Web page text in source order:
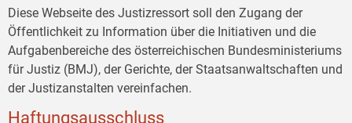
Diese Webseite des Justizressort soll den Zugang der
Öffentlichkeit zu Information über die Initiativen und die
Aufgabenbereiche des österreichischen Bundesministeriums
für Justiz (BMJ), der Gerichte, der Staatsanwaltschaften und
der Justizanstalten vereinfachen.
Haftungsausschluss